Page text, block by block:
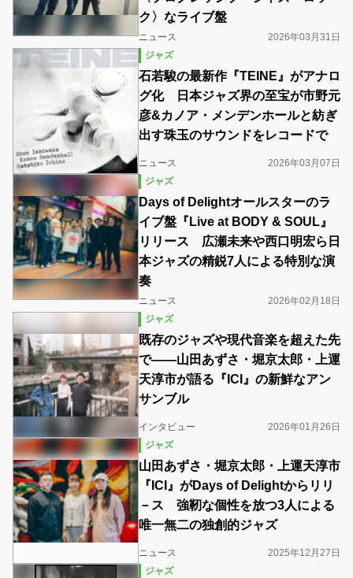
ク〉なライブ盤
ニュース
2026年03月31日
ジャズ
石若駿の最新作『TEINE』がアナロ
グ化 日本ジャズ界の至宝が市野元
彦&カノア・メンデンホールと紡ぎ
出す珠玉のサウンドをレコードで
ニュース
2026年03月07日
ジャズ
Days of Delightオールスターのラ
イブ盤『Live at BODY & SOUL』
リリース 広瀬未来や西口明宏ら日
本ジャズの精鋭7人による特別な演
奏
ニュース
2026年02月18日
ジャズ
既存のジャズや現代音楽を超えた先
で――山田あずさ・堀京太郎・上運
天淳市が語る『ICI』の新鮮なアン
サンブル
インタビュー
2026年01月26日
ジャズ
山田あずさ・堀京太郎・上運天淳市
『ICI』がDays of Delightからリリ
－ス 強靭な個性を放つ3人による
唯一無二の独創的ジャズ
ニュース
2025年12月27日
ジャズ